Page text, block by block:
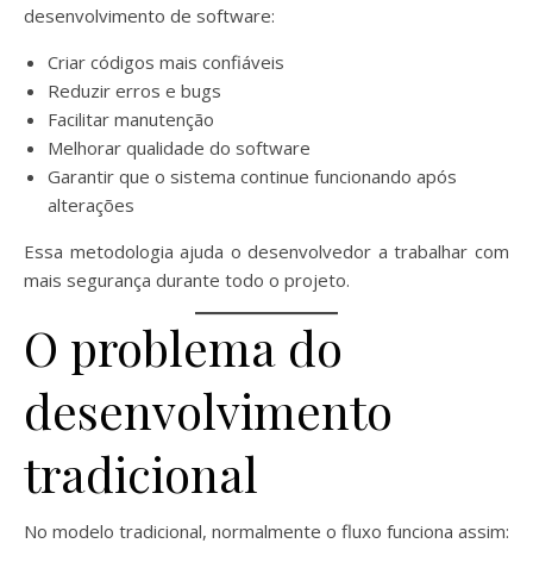
desenvolvimento de software:
Criar códigos mais confiáveis
Reduzir erros e bugs
Facilitar manutenção
Melhorar qualidade do software
Garantir que o sistema continue funcionando após
alterações
Essa metodologia ajuda o desenvolvedor a trabalhar com
mais segurança durante todo o projeto.
O problema do
desenvolvimento
tradicional
No modelo tradicional, normalmente o fluxo funciona assim: